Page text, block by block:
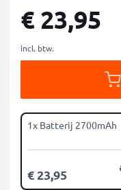
€ 23,95
incl. btw.
1x Batterij 2700mAh
€ 23,95